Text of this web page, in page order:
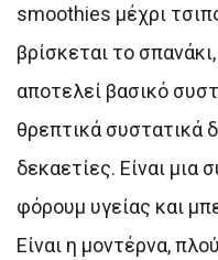
smoothies μέχρι
βρίσκεται το
αποτελεί βασικό
θρεπτικά συστατικά
δεκαετίες. Είναι μια
φόρουμ υγείας και
Είναι η μοντέρνα,